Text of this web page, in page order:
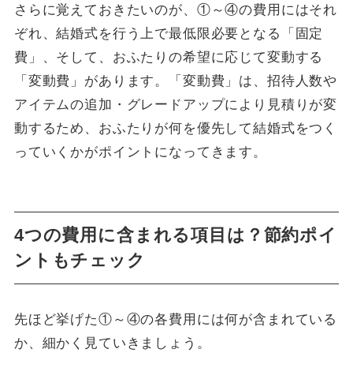
さらに覚えておきたいのが、①～④の費用にはそれ
ぞれ、結婚式を行う上で最低限必要となる「固定
費」、そして、おふたりの希望に応じて変動する
「変動費」があります。「変動費」は、招待人数や
アイテムの追加・グレードアップにより見積りが変
動するため、おふたりが何を優先して結婚式をつく
っていくかがポイントになってきます。
4つの費用に含まれる項目は？節約ポイ
ントもチェック
先ほど挙げた①～④の各費用には何が含まれている
か、細かく見ていきましょう。